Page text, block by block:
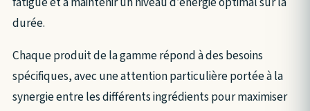
durée.
Chaque produit de la gamme répond à des besoins
spécifiques, avec une attention particulière portée à la
synergie entre les différents ingrédients pour maximiser